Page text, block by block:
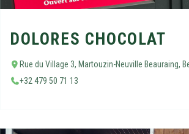
DOLORES CHOCOLAT
Rue du Village 3, Martouzin-Neuville Beauraing,
+32 479 50 71 13